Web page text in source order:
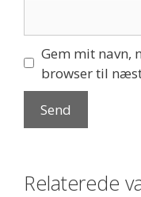
Gem mit navn,
browser til
Relaterede